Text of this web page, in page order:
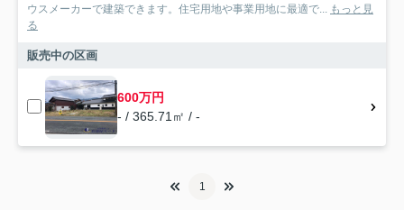
ウスメーカーで建築できます。住宅用地や事業用地に最適で...
もっと見
る
販売中の区画
600万円
- / 365.71㎡ / -
1